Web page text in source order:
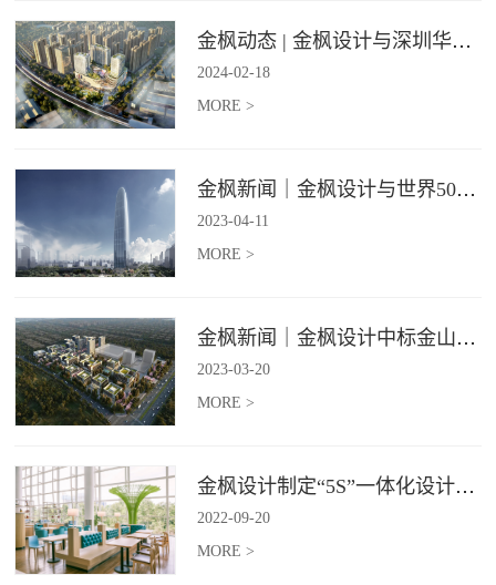
金枫动态 | 金枫设计与深圳华强集团携手打造华强商业旗舰项目——宝安华强广场美食街区
2024-02-18
MORE >
金枫新闻｜金枫设计与世界500强—索迪斯集团合作，携手打造广州星河湾中心美食广场
2023-04-11
MORE >
金枫新闻｜金枫设计中标金山集团餐饮楼设计项目，打造科学与艺术相结合的就餐空间
2023-03-20
MORE >
金枫设计制定“5S”一体化设计标准，让商业全案设计导入团餐空间规划
2022-09-20
MORE >